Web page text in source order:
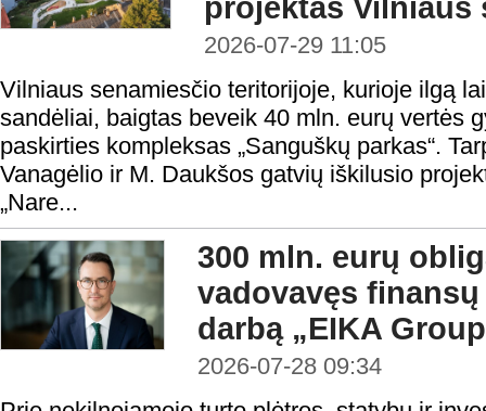
projektas Vilniaus
2026-07-29 11:05
Vilniaus senamiesčio teritorijoje, kurioje ilgą
sandėliai, baigtas beveik 40 mln. eurų vertės
paskirties kompleksas „Sanguškų parkas“.
Vanagėlio ir M. Daukšos gatvių iškilusio
„Nare...
300 mln. eurų
vadovavęs
darbą „EIKA
2026-07-28 09:34